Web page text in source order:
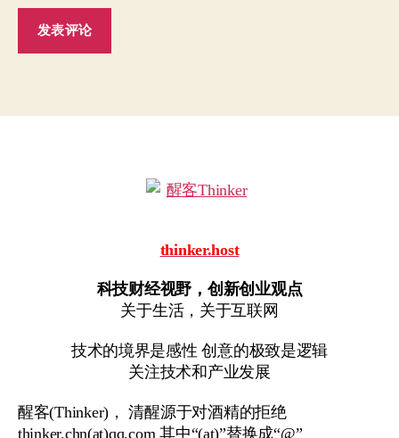
thinker.host
科技财经视野，创新创业观点
关于生活，关于互联网
技术的境界是感性 创意的极致是逻辑
关注技术和产业发展
醒客(Thinker)， 清醒源于对酒精的拒绝
thinker.chn(at)qq.com 其中“(at)”替换成“@”